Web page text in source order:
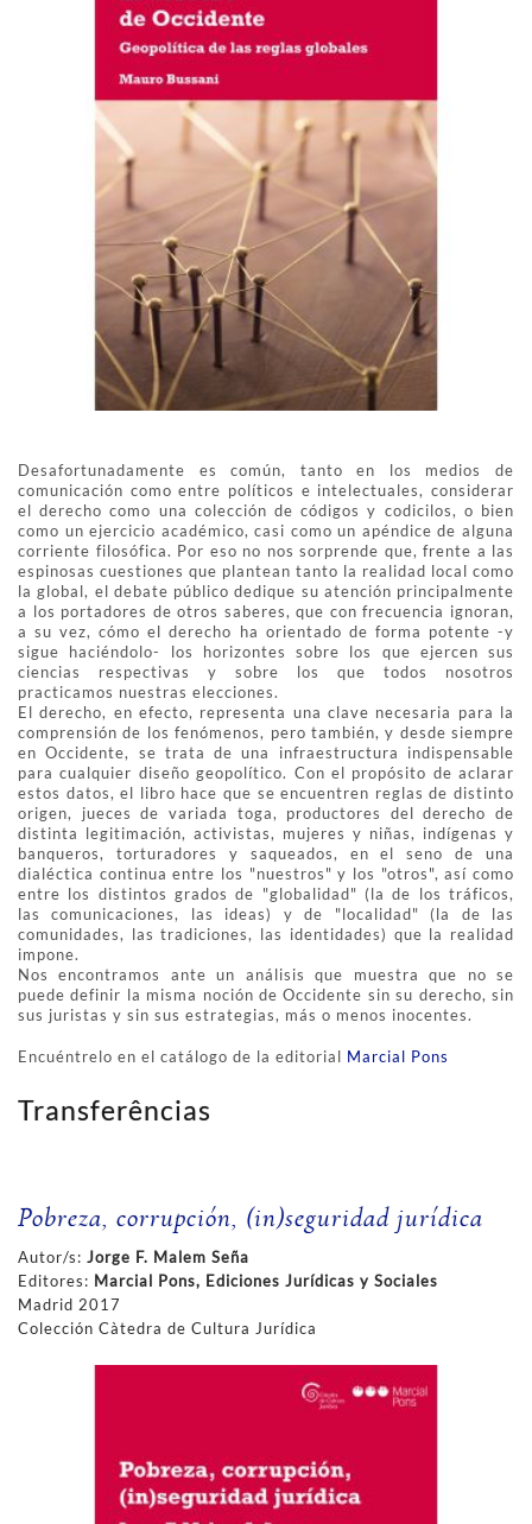
Desafortunadamente es común, tanto en los medios de
comunicación como entre políticos e intelectuales, considerar
el derecho como una colección de códigos y codicilos, o bien
como un ejercicio académico, casi como un apéndice de alguna
corriente filosófica. Por eso no nos sorprende que, frente a las
espinosas cuestiones que plantean tanto la realidad local como
la global, el debate público dedique su atención principalmente
a los portadores de otros saberes, que con frecuencia ignoran,
a su vez, cómo el derecho ha orientado de forma potente -y
sigue haciéndolo- los horizontes sobre los que ejercen sus
ciencias respectivas y sobre los que todos nosotros
practicamos nuestras elecciones.
El derecho, en efecto, representa una clave necesaria para la
comprensión de los fenómenos, pero también, y desde siempre
en Occidente, se trata de una infraestructura indispensable
para cualquier diseño geopolítico. Con el propósito de aclarar
estos datos, el libro hace que se encuentren reglas de distinto
origen, jueces de variada toga, productores del derecho de
distinta legitimación, activistas, mujeres y niñas, indígenas y
banqueros, torturadores y saqueados, en el seno de una
dialéctica continua entre los "nuestros" y los "otros", así como
entre los distintos grados de "globalidad" (la de los tráficos,
las comunicaciones, las ideas) y de "localidad" (la de las
comunidades, las tradiciones, las identidades) que la realidad
impone.
Nos encontramos ante un análisis que muestra que no se
puede definir la misma noción de Occidente sin su derecho, sin
sus juristas y sin sus estrategias, más o menos inocentes.
Encuéntrelo en el catálogo de la editorial Marcial Pons
Transferências
Pobreza, corrupción, (in)seguridad jurídica
Autor/s: Jorge F. Malem Seña
Editores: Marcial Pons, Ediciones Jurídicas y Sociales
Madrid 2017
Colección Càtedra de Cultura Jurídica